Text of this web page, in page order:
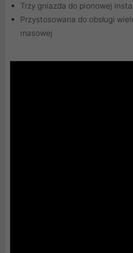
Trzy gniazda do pionowej
Przystosowana do obsługi
masowej